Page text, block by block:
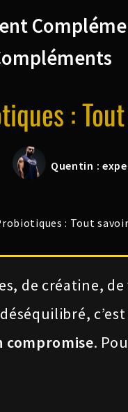
:
Quentin :
: Tout
de créatine,
compromise.